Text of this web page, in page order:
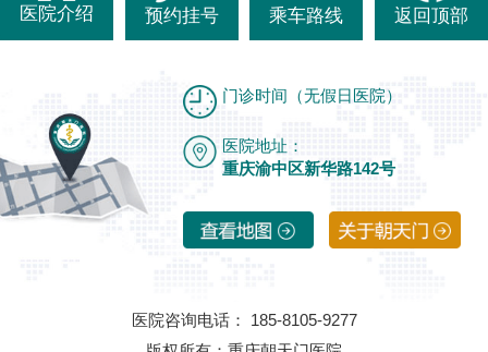
医院介绍 预约挂号 乘车路线 返回顶部
门诊时间（无假日医院）
医院地址：
重庆渝中区新华路142号
医院咨询电话： 185-8105-9277